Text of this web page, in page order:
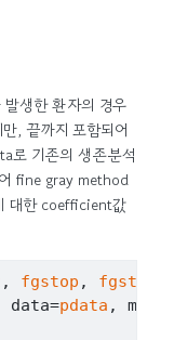
생한 환자의 경우
, 끝까지 포함되어
로 기존의 생존분석
fine gray method
대한 coefficient값
, fgstop ,
data=pdata ,